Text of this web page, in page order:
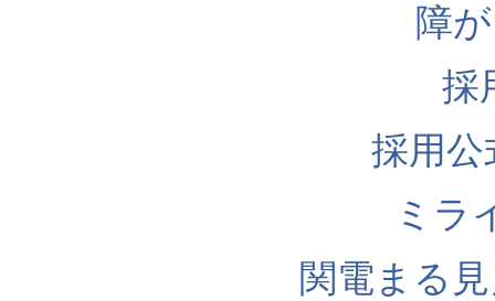
障
採
採用公
ミラ
関電まる